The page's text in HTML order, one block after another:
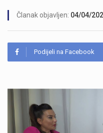
Članak objavljen: 04/04/
Podijeli na Facebook